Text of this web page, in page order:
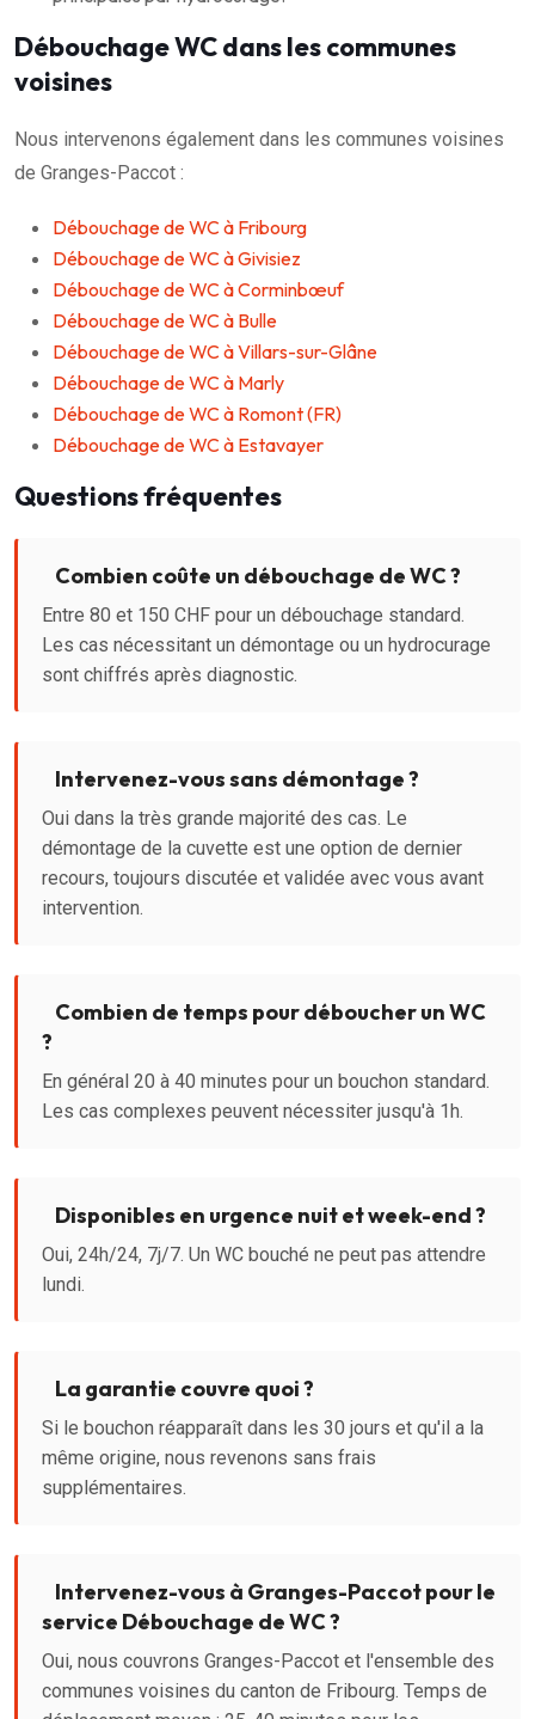
Débouchage WC dans les communes
voisines
Nous intervenons également dans les communes voisines
de Granges-Paccot :
Débouchage de WC à Fribourg
Débouchage de WC à Givisiez
Débouchage de WC à Corminbœuf
Débouchage de WC à Bulle
Débouchage de WC à Villars-sur-Glâne
Débouchage de WC à Marly
Débouchage de WC à Romont (FR)
Débouchage de WC à Estavayer
Questions fréquentes
Combien coûte un débouchage de WC ?
Entre 80 et 150 CHF pour un débouchage standard.
Les cas nécessitant un démontage ou un hydrocurage
sont chiffrés après diagnostic.
Intervenez-vous sans démontage ?
Oui dans la très grande majorité des cas. Le
démontage de la cuvette est une option de dernier
recours, toujours discutée et validée avec vous avant
intervention.
Combien de temps pour déboucher un WC
?
En général 20 à 40 minutes pour un bouchon standard.
Les cas complexes peuvent nécessiter jusqu'à 1h.
Disponibles en urgence nuit et week-end ?
Oui, 24h/24, 7j/7. Un WC bouché ne peut pas attendre
lundi.
La garantie couvre quoi ?
Si le bouchon réapparaît dans les 30 jours et qu'il a la
même origine, nous revenons sans frais
supplémentaires.
Intervenez-vous à Granges-Paccot pour le
service Débouchage de WC ?
Oui, nous couvrons Granges-Paccot et l'ensemble des
communes voisines du canton de Fribourg. Temps de